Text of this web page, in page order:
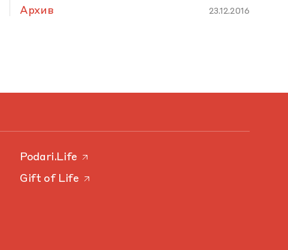
Архив 23.12.2016
Podari.Life
Gift of Life